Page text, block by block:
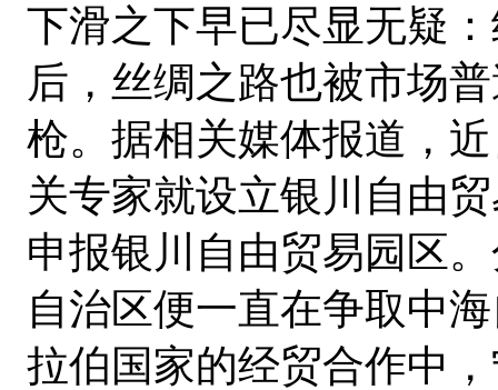
下滑之下早已尽显无疑
后，丝绸之路也被市场
枪。据相关媒体报道，
关专家就设立银川自由
申报银川自由贸易园区
自治区便一直在争取中
拉伯国家的经贸合作中